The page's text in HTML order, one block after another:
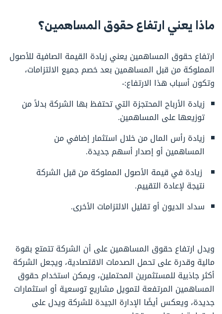
ماذا يعني ارتفاع حقوق المساهمين؟
ارتفاع حقوق المساهمين يعني زيادة القيمة الصافية للأصول
المملوكة من قبل المساهمين بعد خصم جميع الالتزامات،
وتكون أسباب هذا الارتفاع:-
زيادة الأرباح المحتجزة التي تحتفظ بها الشركة بدلاً من
توزيعها على المساهمين.
زيادة رأس المال من خلال استثمار إضافي من
المساهمين أو إصدار أسهم جديدة.
زيادة في قيمة الأصول المملوكة من قبل الشركة
نتيجة لإعادة التقييم.
سداد الديون أو تقليل الالتزامات الأخرى.
ويدل ارتفاع حقوق المساهمين على أن الشركة تتمتع بقوة
مالية وقدرة على تحمل الصدمات الاقتصادية، ويجعل الشركة
أكثر جاذبية للمستثمرين المحتملين، ويمكن استخدام حقوق
المساهمين المرتفعة لتمويل مشاريع توسعية أو استثمارات
جديدة، ويعكس أيضًا الإدارة الجيدة للشركة ويدل على